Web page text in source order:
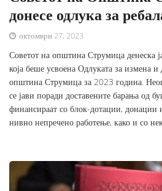
донесе одлука за
октомври 27, 2023
Советот на општина Струмица денеска
која беше усвоена Одлуката за измена
општина Струмица за 2023 година.
се јави поради доставените барања од
финансираат со блок-дотации, донации
нивно непречено работење, како и со